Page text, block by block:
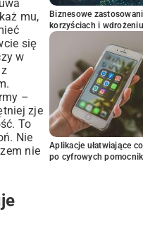
mu,
się
w
–
zje
To
Nie
nie
Biznesowe
korzyściach i wdrożeniu
Aplikacje ułatwiające
po cyfrowych